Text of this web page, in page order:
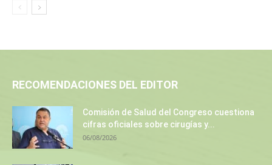
RECOMENDACIONES DEL EDITOR
Comisión de Salud del Congreso cuestiona
cifras oficiales sobre cirugías y...
06/08/2026